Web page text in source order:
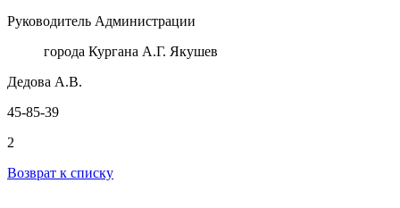
Руководитель Администрации
города Кургана А.Г. Якушев
Дедова А.В.
45-85-39
2
Возврат к списку